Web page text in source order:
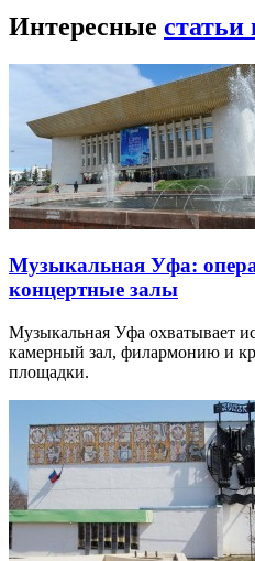
Интересные
Музыкальная Уфа:
концертные залы
Музыкальная Уфа охватывает
камерный зал, филармонию и
площадки.